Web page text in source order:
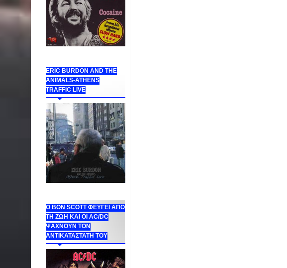
ERIC BURDON AND THE
ANIMALS-ATHENS
TRAFFIC LIVE
Ο BON SCOTT ΦΕΥΓΕΙ ΑΠΟ
ΤΗ ΖΩΗ ΚΑΙ ΟΙ AC/DC
ΨΑΧΝΟΥΝ ΤΟΝ
ΑΝΤΙΚΑΤΑΣΤΑΤΗ ΤΟΥ